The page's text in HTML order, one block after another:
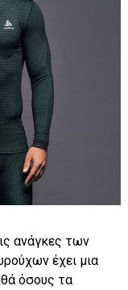
ανάγκες των
έχει μια
όσους τα